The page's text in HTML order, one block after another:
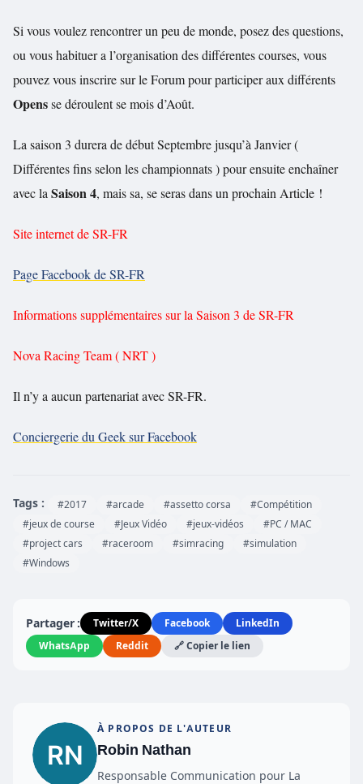
Si vous voulez rencontrer un peu de monde, posez des questions,
ou vous habituer a l’organisation des différentes courses, vous
pouvez vous inscrire sur le Forum pour participer aux différents
Opensse déroulent se mois d’Août.
La saison 3 durera de début Septembre jusqu’à Janvier (
Différentes fins selon les championnats ) pour ensuite enchaîner
avec laSaison 4, mais sa, se seras dans un prochain Article !
Site internet de SR-FR
Page Facebook de SR-FR
Informations supplémentaires sur la Saison 3 de SR-FR
Nova Racing Team ( NRT )
Il n’y a aucun partenariat avec SR-FR.
Conciergerie du Geek sur Facebook
Tags : #2017 #arcade #assetto corsa
#Compétition
#jeux de course
#Jeux Vidéo #jeux-vidéos
#PC / MAC
#project cars
#raceroom #simracing
#simulation
#Windows
Partager : Twitter/X Facebook
LinkedIn
WhatsApp
Reddit 🔗 Copier le lien
À PROPOS DE L'AUTEUR
Robin Nathan
Responsable Communication pour La